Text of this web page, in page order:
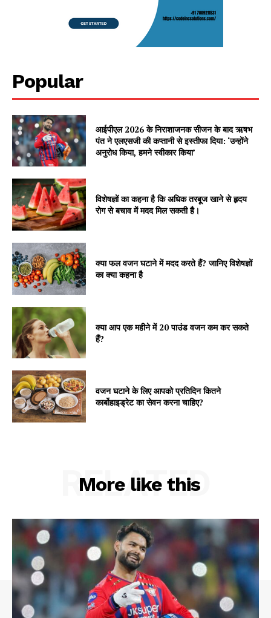
Popular
आईपीएल 2026 के निराशाजनक सीजन के बाद ऋषभ
पंत ने एलएसजी की कप्तानी से इस्तीफा दिया: ‘उन्होंने
अनुरोध किया, हमने स्वीकार किया’
विशेषज्ञों का कहना है कि अधिक तरबूज खाने से हृदय
रोग से बचाव में मदद मिल सकती है।
क्या फल वजन घटाने में मदद करते हैं? जानिए विशेषज्ञों
का क्या कहना है
क्या आप एक महीने में 20 पाउंड वजन कम कर सकते
हैं?
वजन घटाने के लिए आपको प्रतिदिन कितने
कार्बोहाइड्रेट का सेवन करना चाहिए?
More like this
RELATED